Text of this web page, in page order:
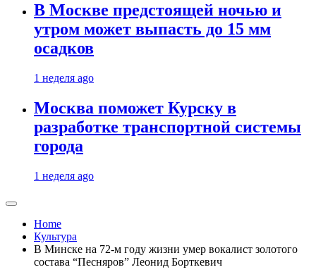
В Москве предстоящей ночью и
утром может выпасть до 15 мм
осадков
1 неделя ago
Москва поможет Курску в
разработке транспортной системы
города
1 неделя ago
Home
Культура
В Минске на 72-м году жизни умер вокалист золотого
состава “Песняров” Леонид Борткевич